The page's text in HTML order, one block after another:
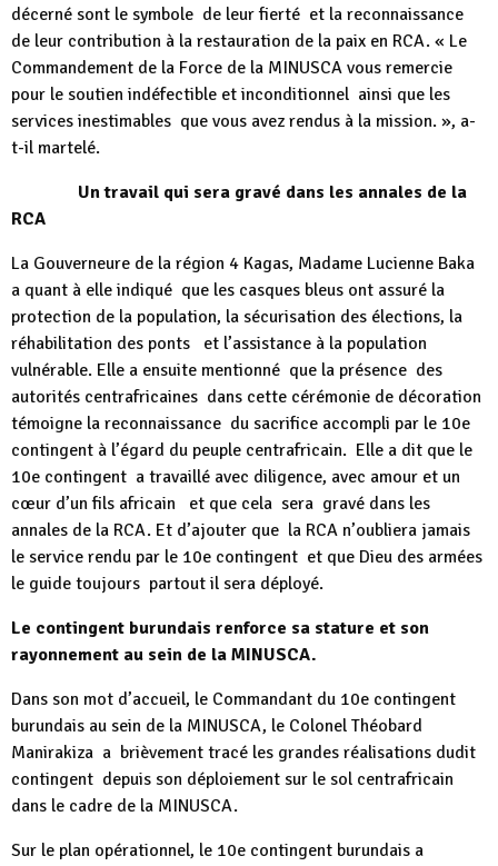
décerné sont le symbole de leur fierté et la reconnaissance
de leur contribution à la restauration de la paix en RCA. « Le
Commandement de la Force de la MINUSCA vous remercie
pour le soutien indéfectible et inconditionnel ainsi que les
services inestimables que vous avez rendus à la mission. », a-
t-il martelé.
Un travail qui sera gravé dans les annales de la
RCA
La Gouverneure de la région 4 Kagas, Madame Lucienne Baka
a quant à elle indiqué que les casques bleus ont assuré la
protection de la population, la sécurisation des élections, la
réhabilitation des ponts et l’assistance à la population
vulnérable. Elle a ensuite mentionné que la présence des
autorités centrafricaines dans cette cérémonie de décoration
témoigne la reconnaissance du sacrifice accompli par le 10e
contingent à l’égard du peuple centrafricain. Elle a dit que le
10e contingent a travaillé avec diligence, avec amour et un
cœur d’un fils africain et que cela sera gravé dans les
annales de la RCA. Et d’ajouter que la RCA n’oubliera jamais
le service rendu par le 10e contingent et que Dieu des armées
le guide toujours partout il sera déployé.
Le contingent burundais renforce sa stature et son
rayonnement au sein de la MINUSCA.
Dans son mot d’accueil, le Commandant du 10e contingent
burundais au sein de la MINUSCA, le Colonel Théobard
Manirakiza a brièvement tracé les grandes réalisations dudit
contingent depuis son déploiement sur le sol centrafricain
dans le cadre de la MINUSCA.
Sur le plan opérationnel, le 10e contingent burundais a